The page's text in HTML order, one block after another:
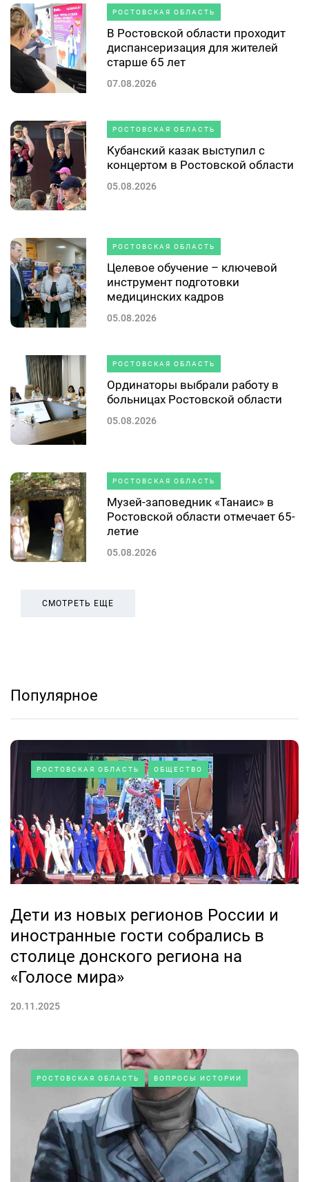
РОСТОВСКАЯ ОБЛАСТЬ
В Ростовской области проходит
диспансеризация для жителей
старше 65 лет
07.08.2026
РОСТОВСКАЯ ОБЛАСТЬ
Кубанский казак выступил с
концертом в Ростовской области
05.08.2026
РОСТОВСКАЯ ОБЛАСТЬ
Целевое обучение – ключевой
инструмент подготовки
медицинских кадров
05.08.2026
РОСТОВСКАЯ ОБЛАСТЬ
Ординаторы выбрали работу в
больницах Ростовской области
05.08.2026
РОСТОВСКАЯ ОБЛАСТЬ
Музей-заповедник «Танаис» в
Ростовской области отмечает 65-
летие
05.08.2026
СМОТРЕТЬ ЕЩЕ
Популярное
РОСТОВСКАЯ ОБЛАСТЬ ОБЩЕСТВО
Дети из новых регионов России и
иностранные гости собрались в
столице донского региона на
«Голосе мира»
20.11.2025
РОСТОВСКАЯ ОБЛАСТЬ ВОПРОСЫ ИСТОРИИ